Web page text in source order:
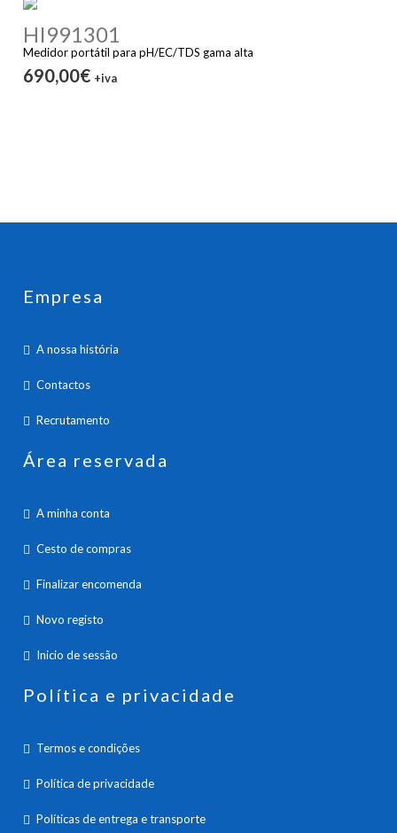
HI991301
Medidor portátil para pH/EC/TDS gama alta
690,00€ +iva
Empresa
A nossa história
Contactos
Recrutamento
Área reservada
A minha conta
Cesto de compras
Finalizar encomenda
Novo registo
Inicio de sessão
Política e privacidade
Termos e condições
Política de privacidade
Políticas de entrega e transporte